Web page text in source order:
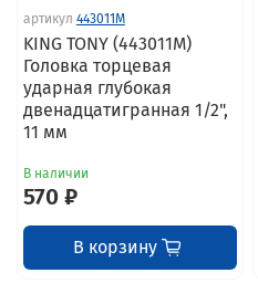
артикул 443011M
KING TONY (443011M)
Головка торцевая
ударная глубокая
двенадцатигранная 1/2",
11 мм
В наличии
570 ₽
В корзину